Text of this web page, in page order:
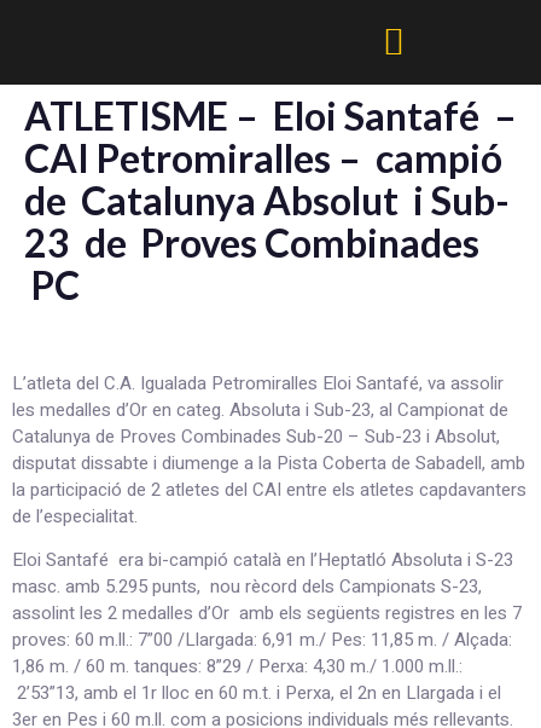
ATLETISME – Eloi Santafé –
CAI Petromiralles – campió
de Catalunya Absolut i Sub-
23 de Proves Combinades
PC
L’atleta del C.A. Igualada Petromiralles Eloi Santafé, va assolir
les medalles d’Or en categ. Absoluta i Sub-23, al Campionat de
Catalunya de Proves Combinades Sub-20 – Sub-23 i Absolut,
disputat dissabte i diumenge a la Pista Coberta de Sabadell, amb
la participació de 2 atletes del CAI entre els atletes capdavanters
de l’especialitat.
Eloi Santafé era bi-campió català en l’Heptatló Absoluta i S-23
masc. amb 5.295 punts, nou rècord dels Campionats S-23,
assolint les 2 medalles d’Or amb els següents registres en les 7
proves: 60 m.ll.: 7”00 /Llargada: 6,91 m./ Pes: 11,85 m. / Alçada:
1,86 m. / 60 m. tanques: 8”29 / Perxa: 4,30 m./ 1.000 m.ll.:
2’53”13, amb el 1r lloc en 60 m.t. i Perxa, el 2n en Llargada i el
3er en Pes i 60 m.ll. com a posicions individuals més rellevants.